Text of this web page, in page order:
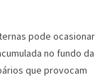
pode ocasionar
no fundo da
que provocam